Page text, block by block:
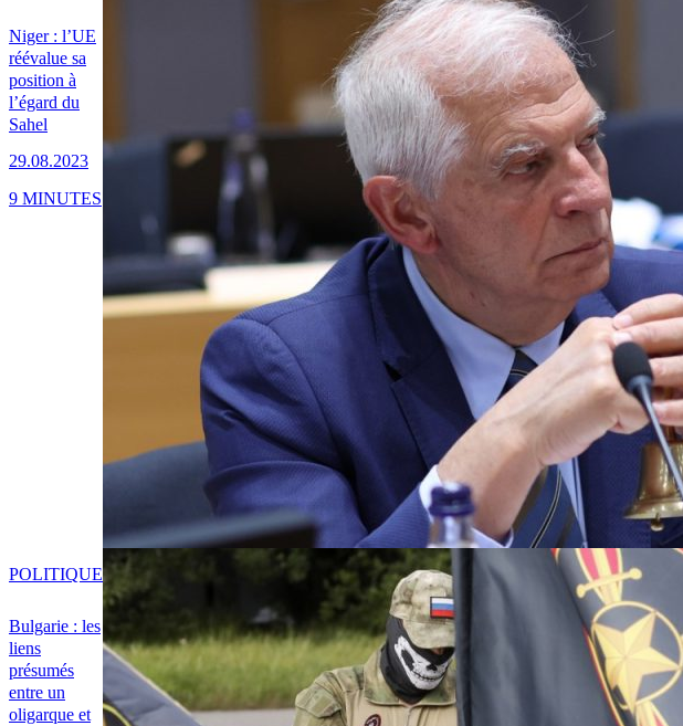
Niger : l’UE
réévalue sa
position à
l’égard du
Sahel
29.08.2023
9 MINUTES
Bulgarie : les
liens
présumés
entre un
oligarque et
POLITIQUE